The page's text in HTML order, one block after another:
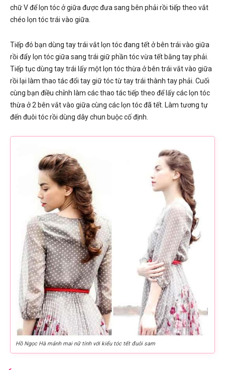
chữ V để lọn tóc ở giữa được đưa sang bên phải rồi tiếp theo vắt
chéo lọn tóc trái vào giữa.
Tiếp đó bạn dùng tay trái vắt lọn tóc đang tết ở bên trái vào giữa
rồi đẩy lọn tóc giữa sang trái giữ phần tóc vừa tết bằng tay phải.
Tiếp tục dùng tay trái lấy một lọn tóc thừa ở bên trái vắt vào giữa
rồi lại làm thao tác đổi tay giữ tóc từ tay trái thành tay phải. Cuối
cùng bạn điều chỉnh làm các thao tác tiếp theo để lấy các lọn tóc
thừa ở 2 bên vắt vào giữa cùng các lọn tóc đã tết. Làm tương tự
đến đuôi tóc rồi dùng dây chun buộc cố định.
Hồ Ngọc Hà mảnh mai nữ tính với kiểu tóc tết đuôi sam